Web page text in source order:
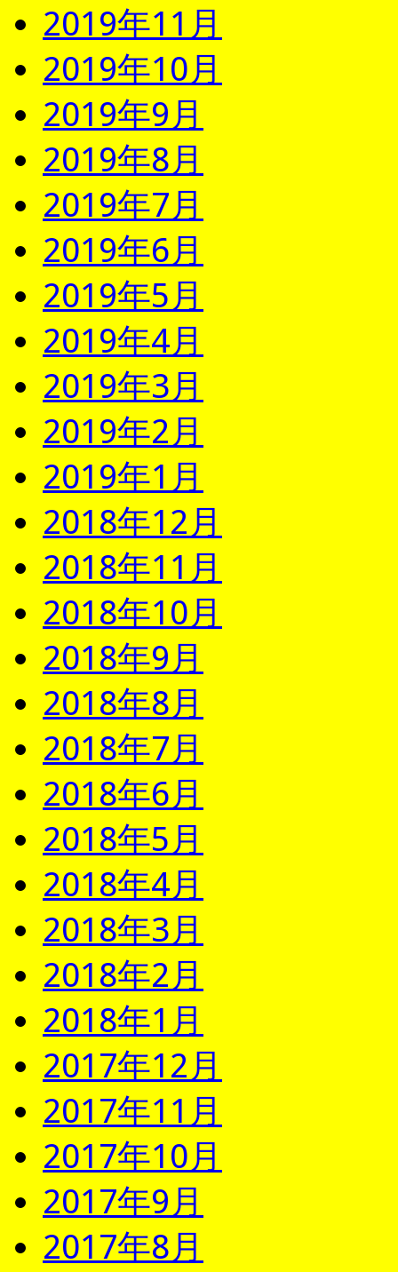
2019年11月
2019年10月
2019年9月
2019年8月
2019年7月
2019年6月
2019年5月
2019年4月
2019年3月
2019年2月
2019年1月
2018年12月
2018年11月
2018年10月
2018年9月
2018年8月
2018年7月
2018年6月
2018年5月
2018年4月
2018年3月
2018年2月
2018年1月
2017年12月
2017年11月
2017年10月
2017年9月
2017年8月